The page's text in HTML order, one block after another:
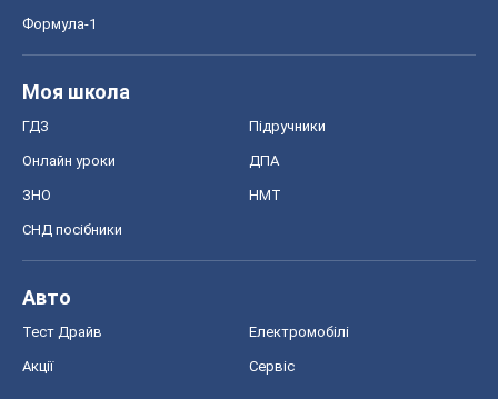
Формула-1
Моя школа
ГДЗ Підручники
Онлайн уроки ДПА
ЗНО НМТ
СНД посібники
Авто
Тест Драйв Електромобілі
Акції Сервіс